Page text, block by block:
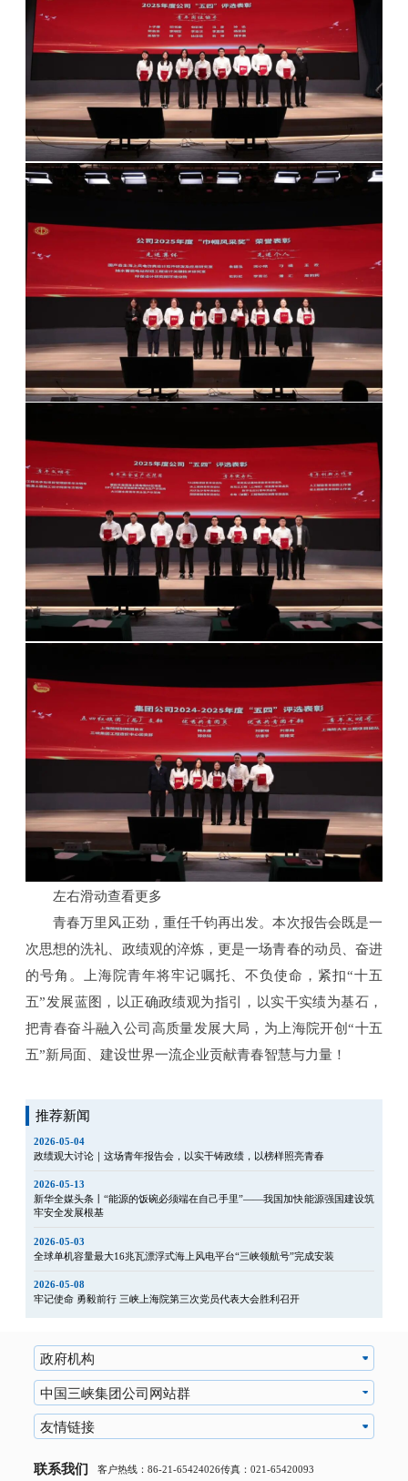
左右滑动查看更多
青春万里风正劲，重任千钧再出发。本次报告会既是一
次思想的洗礼、政绩观的淬炼，更是一场青春的动员、奋进
的号角。上海院青年将牢记嘱托、不负使命，紧扣“十五
五”发展蓝图，以正确政绩观为指引，以实干实绩为基石，
把青春奋斗融入公司高质量发展大局，为上海院开创“十五
五”新局面、建设世界一流企业贡献青春智慧与力量！
推荐新闻
2026-05-04
政绩观大讨论｜这场青年报告会，以实干铸政绩，以榜样照亮青春
2026-05-13
新华全媒头条丨“能源的饭碗必须端在自己手里”——我国加快能源强国建设筑
牢安全发展根基
2026-05-03
全球单机容量最大16兆瓦漂浮式海上风电平台“三峡领航号”完成安装
2026-05-08
牢记使命 勇毅前行 三峡上海院第三次党员代表大会胜利召开
政府机构
中国三峡集团公司网站群
友情链接
联系我们 客户热线：86-21-65424026传真：021-65420093